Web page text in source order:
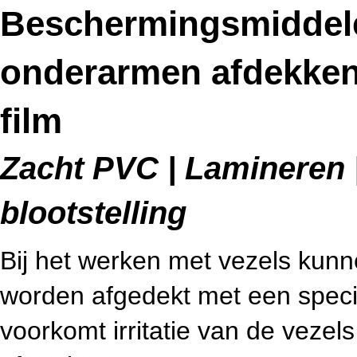
onderarmen
film
Zacht PVC |
blootstelling
Bij het werken met vezels
worden afgedekt met een
voorkomt irritatie van de